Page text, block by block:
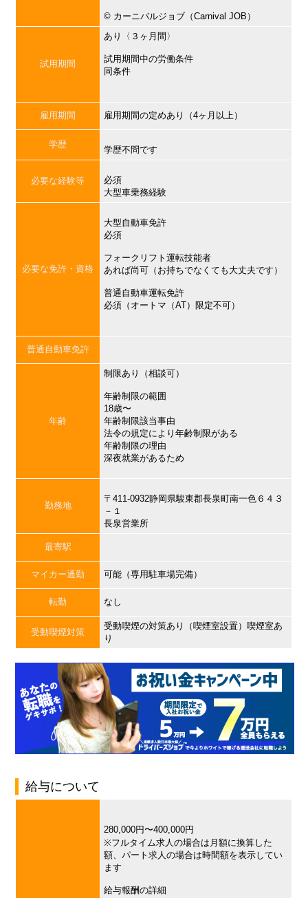
©︎ カーニバルジョブ（Carnival JOB）
試用期間
あり〈３ヶ月間〉
試用期間中の労働条件
同条件
雇用期間 雇用期間の定めあり（4ヶ月以上）
学歴
学歴不問です
必要な経験等
必須
大型車乗務経験
必要な免許・資格
大型自動車免許
必須
フォークリフト運転技能者
あれば尚可（お持ちでなくても大丈夫です）
普通自動車運転免許
必須（オートマ（AT）限定不可）
普通自動車免許
年齢
制限あり（相談可）
年齢制限の範囲
18歳〜
年齢制限該当事由
法令の規定により年齢制限がある
年齢制限の理由
深夜就業があるため
勤務地
〒411-0932静岡県駿東郡長泉町南一色６４３
－１
長泉営業所
最寄駅
マイカー通勤 可能（専用駐車場完備）
転勤 なし
受動喫煙対策
受動喫煙の対策あり（喫煙室設置）喫煙室あ
り
給与について
280,000円〜400,000円
※フルタイム求人の場合は月額に換算した
額、パート求人の場合は時間額を表示してい
ます
給与報酬の詳細